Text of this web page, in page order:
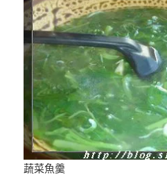
蔬菜魚羹